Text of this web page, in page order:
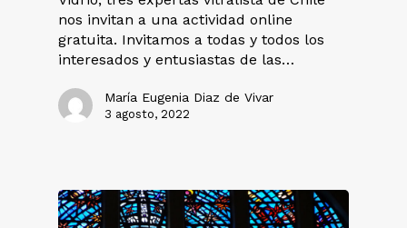
nos invitan a una actividad online
gratuita. Invitamos a todas y todos los
interesados y entusiastas de las…
María Eugenia Diaz de Vivar
3 agosto, 2022